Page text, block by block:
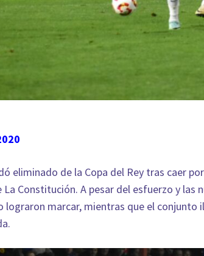
eliminado de la Copa del Rey tras caer
Constitución. A pesar del esfuerzo y las
lograron marcar, mientras que el